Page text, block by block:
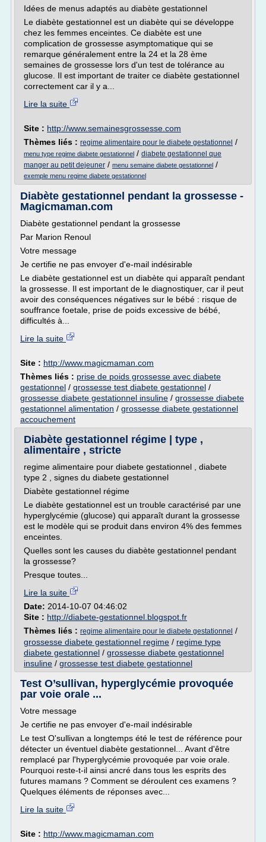
Idées de menus adaptés au diabète gestationnel
Le diabète gestationnel est un diabète qui se développe
chez les femmes enceintes. Ce diabète est une
complication de grossesse asymptomatique qui se
remarque généralement entre la 24 et la 28 ème
semaines de grossesse lors d'un test de tolérance au
glucose. Il est important de traiter ce diabète gestationnel
correctement car il y a...
Lire la suite
Site : http://www.semainesgrossesse.com
Thèmes liés : regime alimentaire pour le diabete gestationnel /
menu type regime diabete gestationnel / diabete gestationnel que
manger au petit dejeuner / menu semaine diabete gestationnel /
exemple menu regime diabete gestationnel
Diabète gestationnel pendant la grossesse -
Magicmaman.com
Diabète gestationnel pendant la grossesse
Par Marion Renoul
Votre message
Je certifie ne pas envoyer d'e-mail indésirable
Le diabète gestationnel est un diabète qui apparaît pendant
la grossesse. Il est important de le diagnostiquer, car il peut
avoir des conséquences négatives sur le bébé : risque de
souffrance foetale, prise de poids excessive de bébé,
difficultés à...
Lire la suite
Site : http://www.magicmaman.com
Thèmes liés : prise de poids grossesse avec diabete
gestationnel / grossesse test diabete gestationnel /
grossesse diabete gestationnel insuline / grossesse diabete
gestationnel alimentation / grossesse diabete gestationnel
accouchement
Diabète gestationnel régime | type ,
alimentaire , stricte
regime alimentaire pour diabete gestationnel , diabete
type 2 , signes du diabete gestationnel
Diabète gestationnel régime
Le diabète gestationnel est un trouble caractérisé par une
hyperglycémie (glucose) qui apparaît durant la grossesse
est le modèle qui se produit dans environ 4% des femmes
enceintes.
Quelles sont les causes du diabète gestationnel pendant
la grossesse?
Presque toutes...
Lire la suite
Date: 2014-10-07 04:46:02
Site : http://diabete-gestationnel.blogspot.fr
Thèmes liés : regime alimentaire pour le diabete gestationnel /
grossesse diabete gestationnel regime / regime type
diabete gestationnel / grossesse diabete gestationnel
insuline / grossesse test diabete gestationnel
Test O’sullivan, hyperglycémie provoquée
par voie orale ...
Votre message
Je certifie ne pas envoyer d'e-mail indésirable
Le test O'sullivan a longtemps été le test de référence pour
détecter un éventuel diabète gestationnel... Avant d'être
remplacé par l'hyperglycémie provoquée par voie orale.
Pourquoi reste-t-il ainsi ancré dans tous les esprits des
futures mamans ? Comment se déroulent ces examens ?
Quelques éléments de réponses avec...
Lire la suite
Site : http://www.magicmaman.com